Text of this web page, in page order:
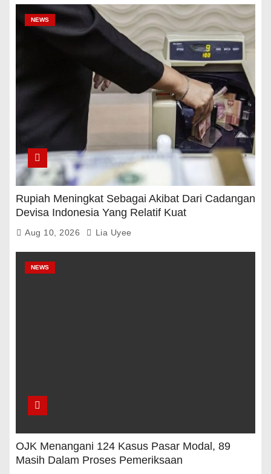
NEWS
Rupiah Meningkat Sebagai Akibat Dari Cadangan
Devisa Indonesia Yang Relatif Kuat
Aug 10, 2026 Lia Uyee
NEWS
OJK Menangani 124 Kasus Pasar Modal, 89
Masih Dalam Proses Pemeriksaan